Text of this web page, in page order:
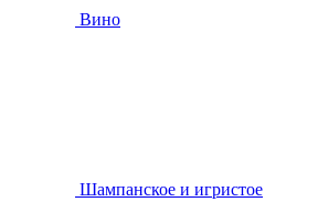
Вино
Шампанское и игристое